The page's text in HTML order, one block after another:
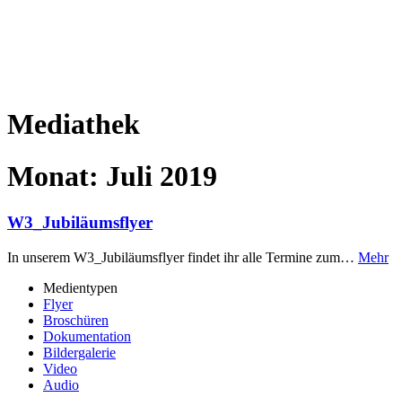
Mediathek
Monat: Juli 2019
W3_Jubiläumsflyer
In unserem W3_Jubiläumsflyer findet ihr alle Termine zum… Mehr
Medientypen
Flyer
Broschüren
Dokumentation
Bildergalerie
Video
Audio